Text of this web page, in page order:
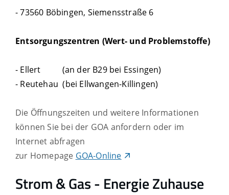
- 73560 Böbingen, Siemensstraße 6
Entsorgungszentren (Wert- und Problemstoffe)
- Ellert (an der B29 bei Essingen)
- Reutehau (bei Ellwangen-Killingen)
Die Öffnungszeiten und weitere Informationen
können Sie bei der GOA anfordern oder im
Internet abfragen
zur Homepage GOA-Online
Strom & Gas - Energie Zuhause